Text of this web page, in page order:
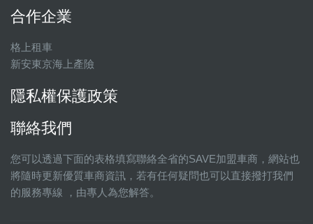
合作企業
格上租車
新安東京海上產險
隱私權保護政策
聯絡我們
您可以透過下面的表格填寫聯絡全省的SAVE加盟車商，網站也
將隨時更新優質車商資訊，若有任何疑問也可以直接撥打我們
的服務專線 ，由專人為您解答。